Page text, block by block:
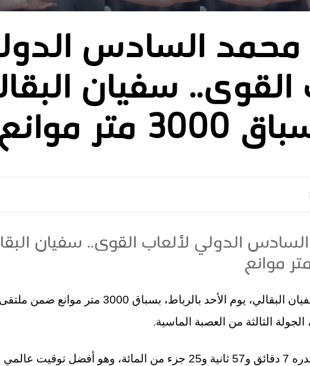
السادس
القوى.. سفيان
موانع
الدولي لألعاب القوى.. سفيان
فاز العداء المغربي سفيان البقالي، يوم الأحد بالرباط،
الجولة الثالثة من العصبة الماسية.
وسجل البقالي زمنا قدره 7 دقائق و57 ثانية و25 جزء من المائة، وهو